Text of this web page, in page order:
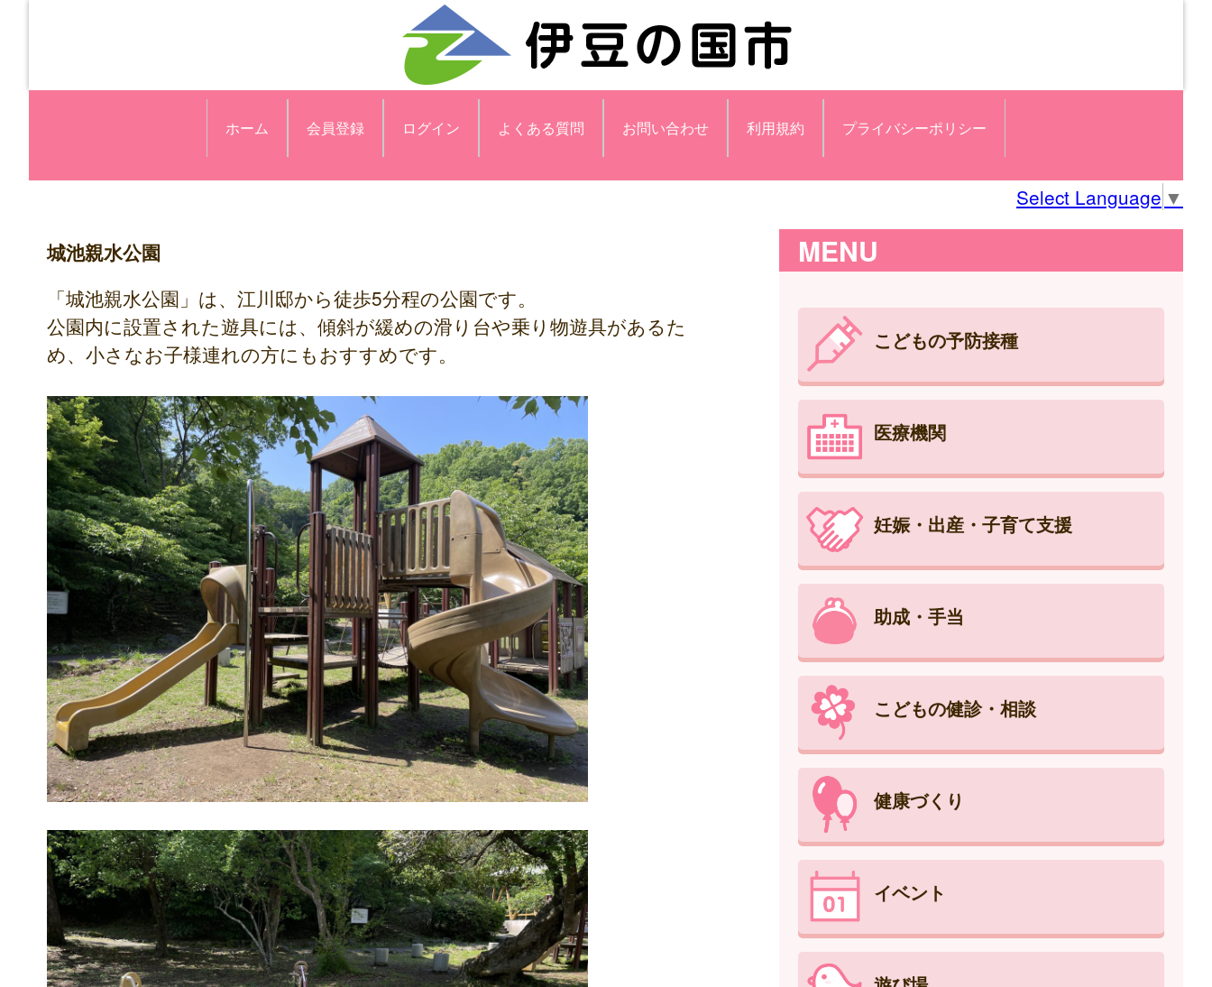
ホーム 会員登録 ログイン よくある質問 お問い合わせ 利用規約 プライバシーポリシー
Select Language ▼
城池親水公園
「城池親水公園」は、江川邸から徒歩5分程の公園です。
公園内に設置された遊具には、傾斜が緩めの滑り台や乗り物遊具があるた
め、小さなお子様連れの方にもおすすめです。
MENU
こどもの予防接種
医療機関
妊娠・出産・子育て支援
助成・手当
こどもの健診・相談
健康づくり
イベント